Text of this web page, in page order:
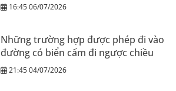
16:45 06/07/2026
Những trường hợp được phép đi vào
đường có biển cấm đi ngược chiều
21:45 04/07/2026